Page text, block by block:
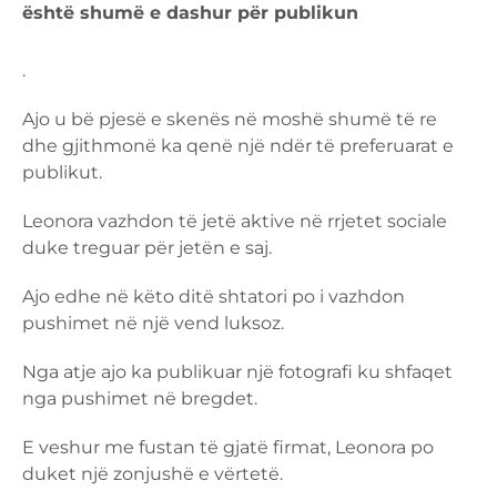
është shumë e dashur për publikun
.
Ajo u bë pjesë e skenës në moshë shumë të re
dhe gjithmonë ka qenë një ndër të preferuarat e
publikut.
Leonora vazhdon të jetë aktive në rrjetet sociale
duke treguar për jetën e saj.
Ajo edhe në këto ditë shtatori po i vazhdon
pushimet në një vend luksoz.
Nga atje ajo ka publikuar një fotografi ku shfaqet
nga pushimet në bregdet.
E veshur me fustan të gjatë firmat, Leonora po
duket një zonjushë e vërtetë.